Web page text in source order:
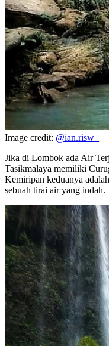
Image credit: @ian.risw_
Jika di Lombok ada Air
Tasikmalaya memiliki
Kemiripan keduanya
sebuah tirai air yang indah.